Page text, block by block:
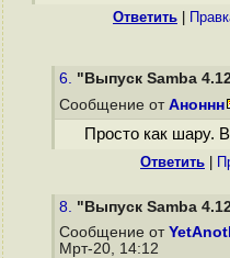
Ответить
6. "Выпуск Samba
Сообщение от Аноннн
Просто как шару.
Ответить
8. "Выпуск Samba
Сообщение от
Мрт-20, 14:12